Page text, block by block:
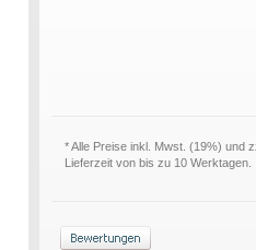
* Alle Preise inkl. Mwst. (19%) und
Lieferzeit von bis zu 10 Werktagen.